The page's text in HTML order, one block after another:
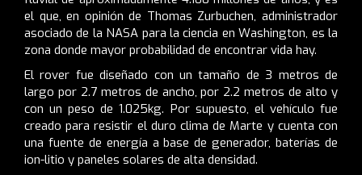
el que, en opinión de Thomas Zurbuchen, administrador
asociado de la NASA para la ciencia en Washington, es la
zona donde mayor probabilidad de encontrar vida hay.
El rover fue diseñado con un tamaño de 3 metros de
largo por 2.7 metros de ancho, por 2.2 metros de alto y
con un peso de 1.025kg. Por supuesto, el vehículo fue
creado para resistir el duro clima de Marte y cuenta con
una fuente de energía a base de generador, baterías de
ion-litio y paneles solares de alta densidad.